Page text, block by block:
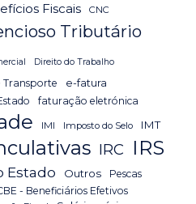
Fiscais CNC
Tributário
Direito do Trabalho
Transporte e-fatura
faturação eletrónica
IMI Imposto do Selo IMT
IRC IRS
Estado Outros Pescas
- Beneficiários Efetivos